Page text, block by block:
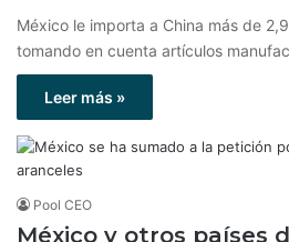
México le importa a China más de
tomando en cuenta artículos
Leer más »
Pool CEO
México y otros países